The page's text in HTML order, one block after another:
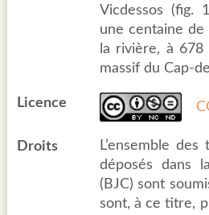
Vicdessos (fig.
une centaine de
la rivière, à
massif du Cap-
Licence
Droits
L’ensemble
déposés dans
(BJC) sont
sont, à ce titre,